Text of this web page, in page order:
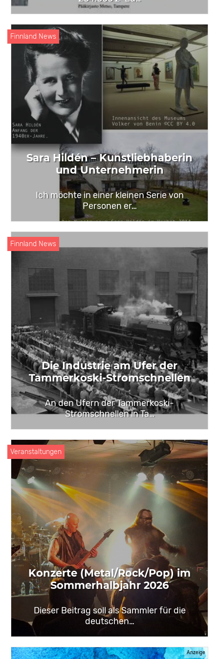
Finnland News
Sara Hildén – Kunstliebhaberin
und Unternehmerin
Ich möchte in einer kleinen Serie von
Personen er…
Finnland News
Die Industrie am Ufer der
Tammerkoski-Stromschnellen
An den Ufern der Tammerkoski-
Stromschnellen in Ta…
Veranstaltungen
Konzerte (Metal/Rock/Pop) im
Sommerhalbjahr 2026
Dieser Beitrag soll als Sammler für die
deutschen…
Anzeige